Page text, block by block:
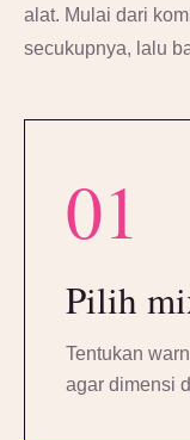
alat. Mulai dari
secukupnya, lalu
01
Pilih
Tentukan
agar dimensi